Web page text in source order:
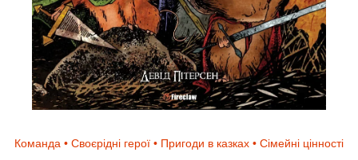
Команда • Своєрідні герої • Пригоди в казках • Сімейні цінності